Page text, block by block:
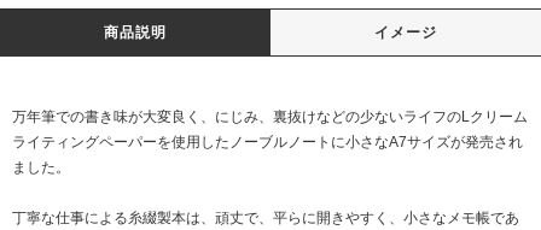
商品説明 イメージ
万年筆での書き味が大変良く、にじみ、裏抜けなどの少ないライフのLクリーム
ライティングペーパーを使用したノーブルノートに小さなA7サイズが発売され
ました。
丁寧な仕事による糸綴製本は、頑丈で、平らに開きやすく、小さなメモ帳であ